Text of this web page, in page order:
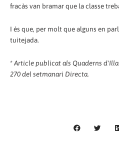
fracàs van bramar que la classe
I és que, per molt que alguns en
tuitejada.
*Article publicat als Quaderns
270 del setmanari Directa.